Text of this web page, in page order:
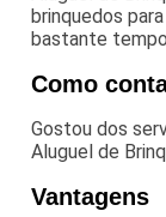
brinquedos
bastante
Como
Gostou dos
Aluguel de
Vantagens